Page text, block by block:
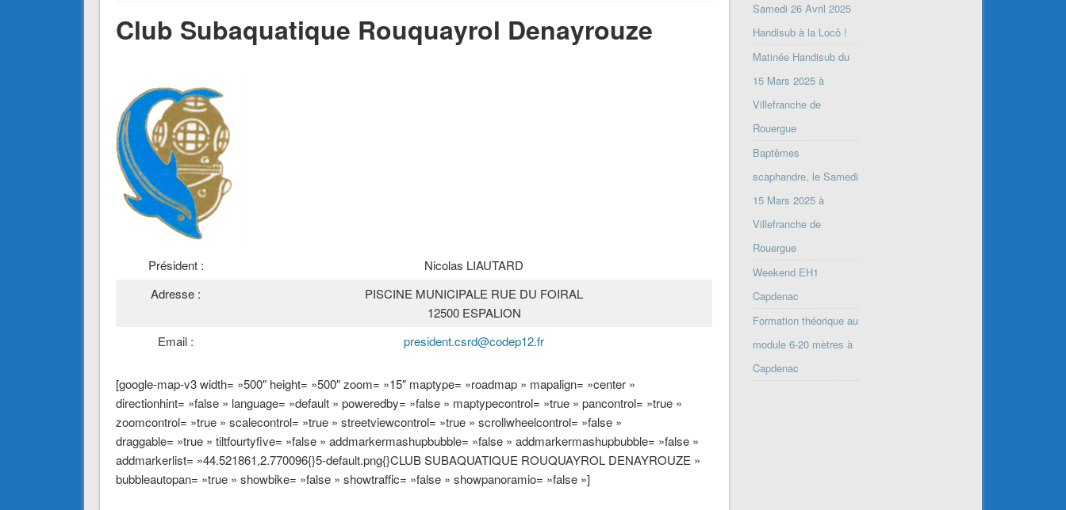
Club Subaquatique Rouquayrol Denayrouze
Président :
Nicolas LIAUTARD
Adresse :
PISCINE MUNICIPALE RUE DU FOIRAL
12500 ESPALION
Email :
president.csrd@codep12.fr
[google-map-v3 width= »500″ height= »500″ zoom= »15″ maptype= »roadmap » mapalign= »center »
directionhint= »false » language= »default » poweredby= »false » maptypecontrol= »true » pancontrol= »true »
zoomcontrol= »true » scalecontrol= »true » streetviewcontrol= »true » scrollwheelcontrol= »false »
draggable= »true » tiltfourtyfive= »false » addmarkermashupbubble= »false » addmarkermashupbubble= »false »
addmarkerlist= »44.521861,2.770096{}5-default.png{}CLUB SUBAQUATIQUE ROUQUAYROL DENAYROUZE »
bubbleautopan= »true » showbike= »false » showtraffic= »false » showpanoramio= »false »]
Samedi 26 Avril 2025
Handisub à la Locô !
Matinée Handisub du
15 Mars 2025 à
Villefranche de
Rouergue
Baptêmes
scaphandre, le Samedi
15 Mars 2025 à
Villefranche de
Rouergue
Weekend EH1
Capdenac
Formation théorique au
module 6-20 mètres à
Capdenac